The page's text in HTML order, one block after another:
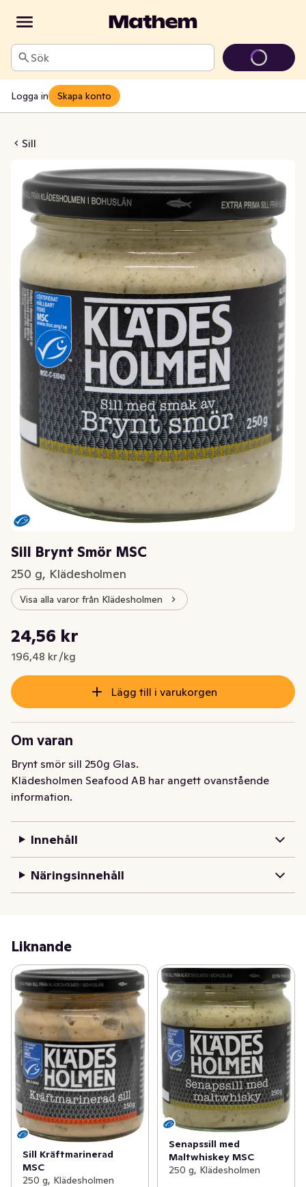
Sök
Logga in Skapa konto
Sill
Smör MSC
Sill Brynt Smör MSC
250 g, Klädesholmen
Visa alla varor från Klädesholmen
Nuvarande pris är: 24,56 kr
24,56 kr
196,48 kr /kg
Styckpris: 196,48 kr /kg
Lägg till i varukorgen
Om varan
Brynt smör sill 250g Glas.
Klädesholmen Seafood AB har angett ovanstående
information.
Innehåll
Näringsinnehåll
Liknande
Sill Kräftmarinerad
MSC
250 g, Klädesholmen
Senapssill med
Maltwhiskey MSC
250 g, Klädesholmen